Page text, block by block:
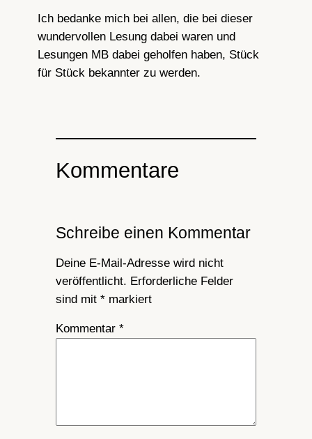
Ich bedanke mich bei allen, die bei dieser
wundervollen Lesung dabei waren und
Lesungen MB dabei geholfen haben, Stück
für Stück bekannter zu werden.
Kommentare
Schreibe einen Kommentar
Deine E-Mail-Adresse wird nicht
veröffentlicht. Erforderliche Felder
sind mit *markiert
Kommentar *